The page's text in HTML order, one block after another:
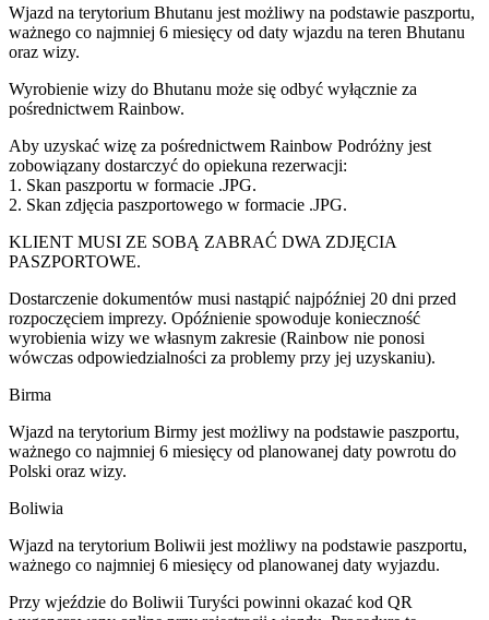
Wjazd na terytorium Bhutanu jest możliwy na podstawie paszportu,
ważnego co najmniej 6 miesięcy od daty wjazdu na teren Bhutanu
oraz wizy.
Wyrobienie wizy do Bhutanu może się odbyć wyłącznie za
pośrednictwem Rainbow.
Aby uzyskać wizę za pośrednictwem Rainbow Podróżny jest
zobowiązany dostarczyć do opiekuna rezerwacji:
1. Skan paszportu w formacie .JPG.
2. Skan zdjęcia paszportowego w formacie .JPG.
KLIENT MUSI ZE SOBĄ ZABRAĆ DWA ZDJĘCIA
PASZPORTOWE.
Dostarczenie dokumentów musi nastąpić najpóźniej 20 dni przed
rozpoczęciem imprezy. Opóźnienie spowoduje konieczność
wyrobienia wizy we własnym zakresie (Rainbow nie ponosi
wówczas odpowiedzialności za problemy przy jej uzyskaniu).
Birma
Wjazd na terytorium Birmy jest możliwy na podstawie paszportu,
ważnego co najmniej 6 miesięcy od planowanej daty powrotu do
Polski oraz wizy.
Boliwia
Wjazd na terytorium Boliwii jest możliwy na podstawie paszportu,
ważnego co najmniej 6 miesięcy od planowanej daty wyjazdu.
Przy wjeździe do Boliwii Turyści powinni okazać kod QR